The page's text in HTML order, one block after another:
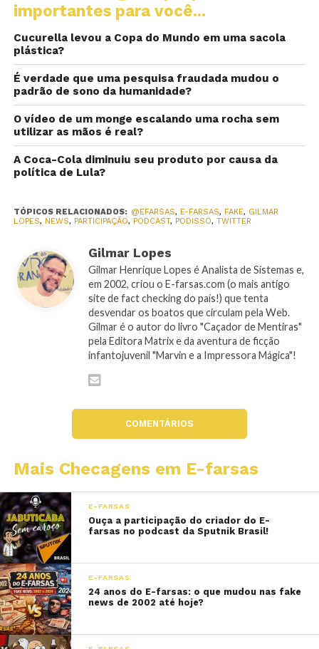
importantes para você...
Cucurella levou a Copa do Mundo em uma sacola
plástica?
É verdade que uma pesquisa fraudada mudou o
padrão de sono da humanidade?
O vídeo de um monge escalando uma rocha sem
utilizar as mãos é real?
A Coca-Cola diminuiu seu produto por causa da
política de Lula?
TÓPICOS RELACIONADOS: @EFARSAS, E-FARSAS, FAKE, GILMAR
LOPES, NEWS, PARTICIPAÇÃO, PODCAST, PODISSO, TWITTER
Gilmar Lopes
Gilmar Henrique Lopes é Analista de Sistemas e,
em 2002, criou o E-farsas.com (o mais antigo
site de fact checking do país!) que tenta
desvendar os boatos que circulam pela Web.
Gilmar é o autor do livro "Caçador de Mentiras"
pela Editora Matrix e da aventura de ficção
infantojuvenil "Marvin e a Impressora Mágica"!
COMENTÁRIOS
Mais Checagens em E-farsas
E-FARSAS
Ouça a participação do criador do E-
farsas no podcast da Sputnik Brasil!
E-FARSAS
24 anos do E-farsas: o que mudou nas fake
news de 2002 até hoje?